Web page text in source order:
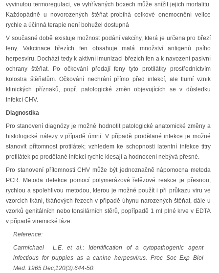
vyvinutou termoregulaci, ve vyhřívaných boxech může snížit jejich mortalitu.
Každopádně u novorozených štěňat probíhá celkové onemocnění velice
rychle a účinná terapie není bohužel dostupná
V současné době existuje možnost podání vakcíny, která je určena pro březí
feny. Vakcinace březích fen obsahuje malá množství antigenů psího
herpesviru. Dochází tedy k aktivní imunizaci březích fen a k navození pasivní
ochrany štěňat. Po očkování předají feny tyto protilátky prostřednictvím
kolostra štěňatům. Očkování nechrání přímo před infekcí, ale tlumí vznik
klinických příznaků, popř. patologické změn objevujících se v důsledku
infekcí CHV.
Diagnostika
Pro stanovení diagnózy je možné hodnotit patologické anatomické změny a
histologické nálezy v případě úmrtí. V případě prodělané infekce je možné
stanovit přítomnost protilátek; vzhledem ke schopnosti latentní infekce titry
protilátek po prodělané infekci rychle klesají a hodnocení nebývá přesné.
Pro stanovení přítomnosti CHV může být jednoznačně nápomocna metoda
PCR. Metoda detekce pomocí polymerázové řetězové reakce je přesnou,
rychlou a spolehlivou metodou, kterou je možné použít i při průkazu viru ve
vzorcích tkání, tkáňových řezech v případě úhynu narozených štěňat, dále u
vzorků genitálních nebo tonsilárních stěrů, popřípadě 1 ml plné krve v EDTA
v případě viremické fáze.
Reference:
Carmichael L.E. et al.: Identification of a cytopathogenic agent
infectious for puppies as a canine herpesvirus. Proc Soc Exp Biol
Med. 1965 Dec;120(3):644-50.